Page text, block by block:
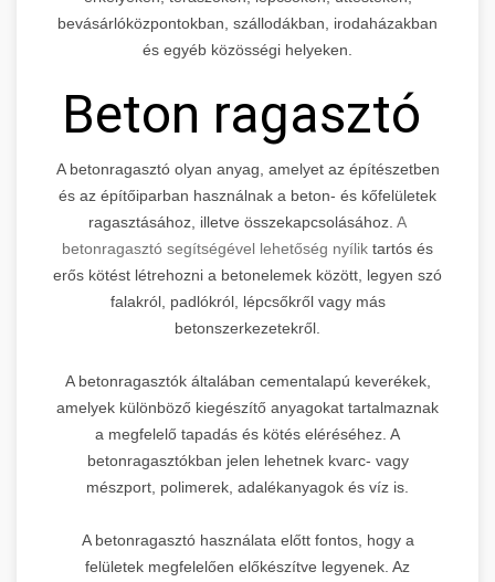
bevásárlóközpontokban, szállodákban, irodaházakban
és egyéb közösségi helyeken.
Beton ragasztó
A betonragasztó olyan anyag, amelyet az építészetben
és az építőiparban használnak a beton- és kőfelületek
ragasztásához, illetve összekapcsolásához. A
betonragasztó segítségével lehetőség nyílik tartós és
erős kötést létrehozni a betonelemek között, legyen szó
falakról, padlókról, lépcsőkről vagy más
betonszerkezetekről.
A betonragasztók általában cementalapú keverékek,
amelyek különböző kiegészítő anyagokat tartalmaznak
a megfelelő tapadás és kötés eléréséhez. A
betonragasztókban jelen lehetnek kvarc- vagy
mészport, polimerek, adalékanyagok és víz is.
A betonragasztó használata előtt fontos, hogy a
felületek megfelelően előkészítve legyenek. Az